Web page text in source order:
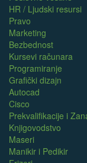
HR / Ljudski resursi
Pravo
Marketing
Bezbednost
Kursevi računara
Programiranje
Grafički dizajn
Autocad
Cisco
Prekvalifikacije i
Knjigovodstvo
Maseri
Manikir i Pedikir